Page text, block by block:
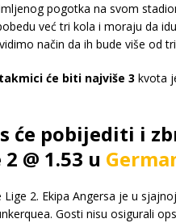
pogotka na svom
već tri kola i moraju da
način da ih bude više od
će biti najviše 3 kvota
će pobijediti i
@ 1.53 u
2. Ekipa Angersa je u
Gosti nisu osigurali